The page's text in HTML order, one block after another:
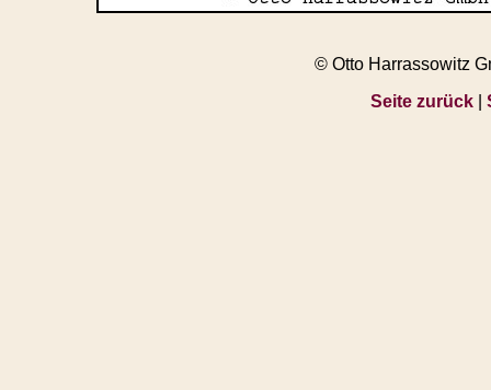
© Otto Harrassowitz
Seite zurück|